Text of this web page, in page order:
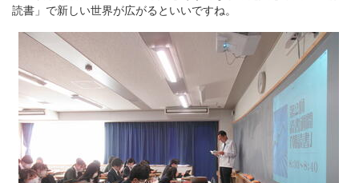
読書」で新しい世界が広がるといいですね。